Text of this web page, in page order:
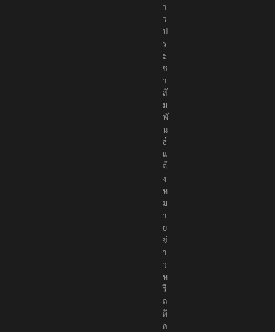
า
ว
ป
ร
ะ
ช
า
สั
ม
พั
น
ธ์
แ
จ้
ง
ห
ม
า
ย
ข่
า
ว
ห
รื
อ
ติ
ด